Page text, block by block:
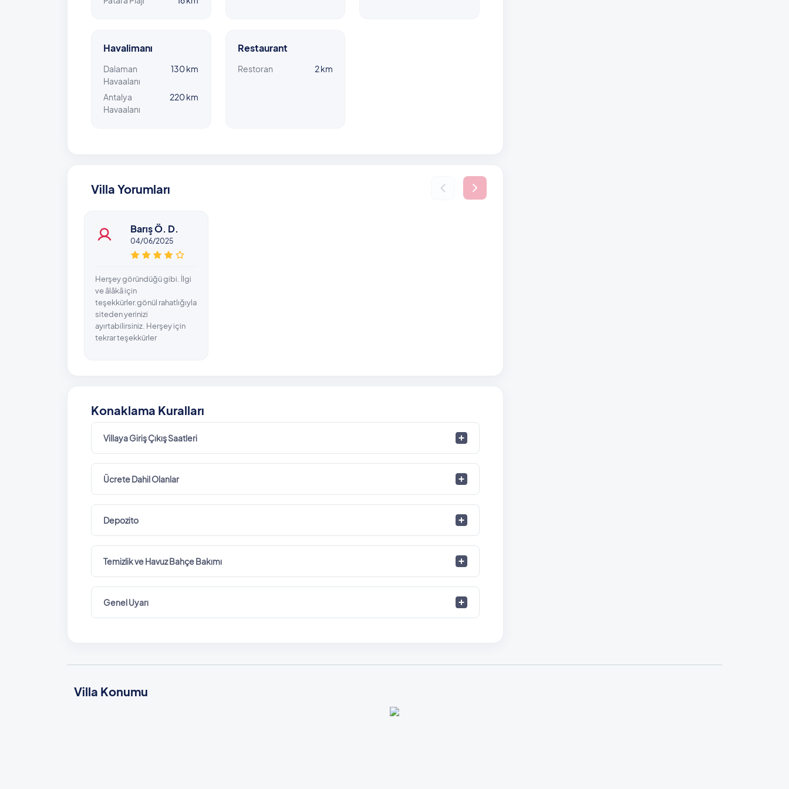
Havalimanı
Dalaman
Havaalanı
130 km
Antalya
Havaalanı
220 km
Restaurant
Restoran 2 km
Villa Yorumları
Barış Ö. D.
04/06/2025
Herşey göründüğü gibi. İlgi
ve âlâkâ için
teşekkürler.gönül rahatlığıyla
siteden yerinizi
ayırtabilirsiniz. Herşey için
tekrar teşekkürler
Konaklama Kuralları
Villaya Giriş Çıkış Saatleri
Ücrete Dahil Olanlar
Depozito
Temizlik ve Havuz Bahçe Bakımı
Genel Uyarı
Villa Konumu